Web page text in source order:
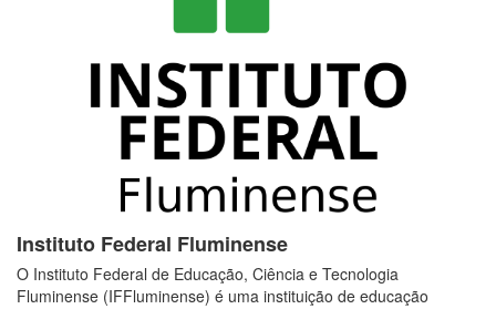
Instituto Federal Fluminense
O Instituto Federal de Educação, Ciência e Tecnologia
Fluminense (IFFluminense) é uma instituição de educação